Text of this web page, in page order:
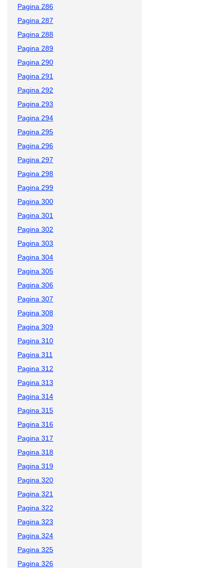
Pagina 286
Pagina 287
Pagina 288
Pagina 289
Pagina 290
Pagina 291
Pagina 292
Pagina 293
Pagina 294
Pagina 295
Pagina 296
Pagina 297
Pagina 298
Pagina 299
Pagina 300
Pagina 301
Pagina 302
Pagina 303
Pagina 304
Pagina 305
Pagina 306
Pagina 307
Pagina 308
Pagina 309
Pagina 310
Pagina 311
Pagina 312
Pagina 313
Pagina 314
Pagina 315
Pagina 316
Pagina 317
Pagina 318
Pagina 319
Pagina 320
Pagina 321
Pagina 322
Pagina 323
Pagina 324
Pagina 325
Pagina 326